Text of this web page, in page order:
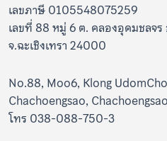
เลขภาษี 0105548075259
เลขที่ 88 หมู่ 6 ต. คลองอุดมชลจร
จ.ฉะเชิงเทรา 24000
No.88, Moo6, Klong
Chachoengsao,
โทร 038-088-750-3